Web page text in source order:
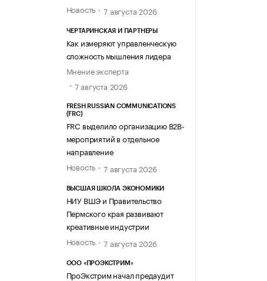
Новость
7 августа 2026
ЧЕРТАРИНСКАЯ И ПАРТНЕРЫ
Как измеряют управленческую
сложность мышления лидера
Мнение эксперта
7 августа 2026
FRESH RUSSIAN COMMUNICATIONS
(FRC)
FRC выделило организацию B2B-
мероприятий в отдельное
направление
Новость
7 августа 2026
ВЫСШАЯ ШКОЛА ЭКОНОМИКИ
НИУ ВШЭ и Правительство
Пермского края развивают
креативные индустрии
Новость
7 августа 2026
ООО «ПРОЭКСТРИМ»
ПроЭкстрим начал предаудит